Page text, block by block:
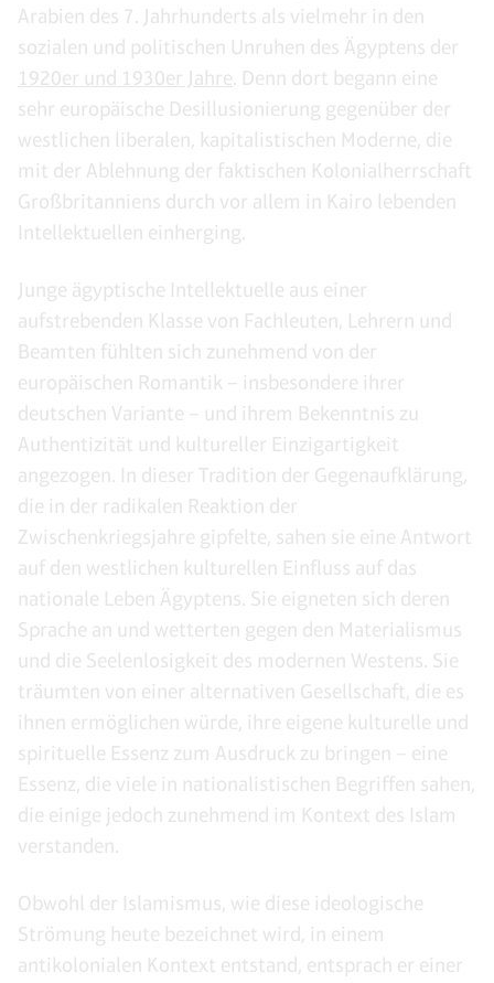
Arabien des 7. Jahrhunderts als vielmehr in den
sozialen und politischen Unruhen des Ägyptens der
1920er und 1930er Jahre . Denn dort begann eine
sehr europäische Desillusionierung gegenüber der
westlichen liberalen, kapitalistischen Moderne, die
mit der Ablehnung der faktischen Kolonialherrschaft
Großbritanniens durch vor allem in Kairo lebenden
Intellektuellen einherging.
Junge ägyptische Intellektuelle aus einer
aufstrebenden Klasse von Fachleuten, Lehrern und
Beamten fühlten sich zunehmend von der
europäischen Romantik – insbesondere ihrer
deutschen Variante – und ihrem Bekenntnis zu
Authentizität und kultureller Einzigartigkeit
angezogen. In dieser Tradition der Gegenaufklärung,
die in der radikalen Reaktion der
Zwischenkriegsjahre gipfelte, sahen sie eine Antwort
auf den westlichen kulturellen Einfluss auf das
nationale Leben Ägyptens. Sie eigneten sich deren
Sprache an und wetterten gegen den Materialismus
und die Seelenlosigkeit des modernen Westens. Sie
träumten von einer alternativen Gesellschaft, die es
ihnen ermöglichen würde, ihre eigene kulturelle und
spirituelle Essenz zum Ausdruck zu bringen – eine
Essenz, die viele in nationalistischen Begriffen sahen,
die einige jedoch zunehmend im Kontext des Islam
verstanden.
Obwohl der Islamismus, wie diese ideologische
Strömung heute bezeichnet wird, in einem
antikolonialen Kontext entstand, entsprach er einer